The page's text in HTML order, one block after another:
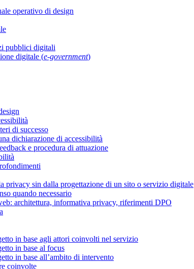
operativo di design
pubblici digitali
digitale (e-government)
di successo
dichiarazione di accessibilità
e procedura di attuazione
privacy sin dalla progettazione di un sito o servizio digitale
quando necessario
architettura, informativa privacy, riferimenti DPO
in base agli attori coinvolti nel servizio
in base al focus
in base all’ambito di intervento
coinvolte